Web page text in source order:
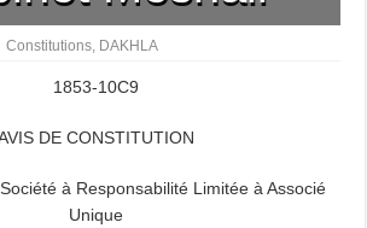
Constitutions, DAKHLA
1853-10C9
DE CONSTITUTION
à Responsabilité Limitée à Associé
Unique